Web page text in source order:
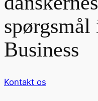
Business
Kontakt os